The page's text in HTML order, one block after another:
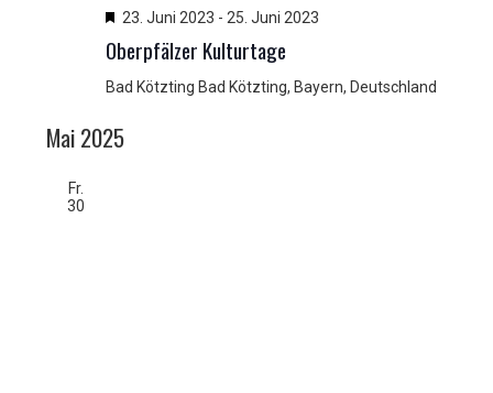
Oberpfälzer Kulturtage
H
r
v
r
g
23. Juni 2023 - 25. Juni 2023
Bad Kötzting Bad Kötzting, Bayern, Deutschland
Mai 2025
Fr.
30